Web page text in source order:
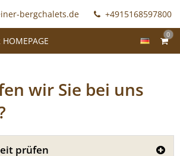
bergchalets.de +4915168597800
0
wir Sie bei uns
prüfen